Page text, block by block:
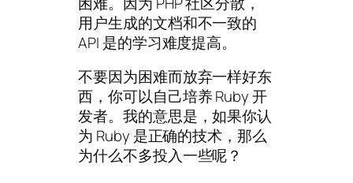
用户生成的文档和不一致的
API 是的学习难度提高。
不要因为困难而放弃一样好东
西，你可以自己培养 Ruby 开
发者。我的意思是，如果你认
为 Ruby 是正确的技术，那么
为什么不多投入一些呢？